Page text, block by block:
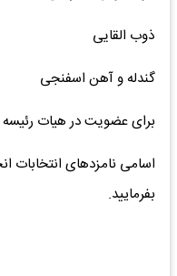
ذوب القایی
گندله و آهن اسفنجی
برای عضویت در هیات رئیسه
اسامی نامزدهای انتخابات
بفرمایید.